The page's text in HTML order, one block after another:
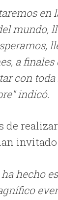
mundo,
a
con
indicó.
de
hecho